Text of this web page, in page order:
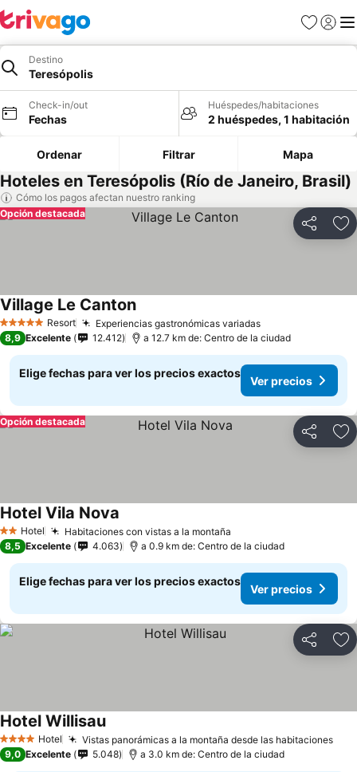
Favoritos
Iniciar
Destino
Teresópolis
Check-in/out
Fechas
Huéspedes/habitaciones
2 huéspedes, 1 habitación
Ordenar Filtrar Mapa
Hoteles en Teresópolis (Río de Janeiro, Brasil)
Cómo los pagos afectan nuestro ranking
Compartir
Opción destacada
5 Estrellas Resort Experiencias gastronómicas variadas
Village Le Canton
8,9 Excelente 12.412 a 12.7 km de: Centro de la ciudad
Elige fechas para ver los precios exactos
Ver precios
Compartir
Opción destacada
2 Estrellas
Hotel Habitaciones con vistas a la montaña
Hotel Vila Nova
8,5 Excelente 4.063 a 0.9 km de: Centro de la ciudad
Elige fechas para ver los precios exactos
Ver precios
Compartir
4 EstrellasHotel Vistas panorámicas a la montaña desde las habitaciones
Hotel Willisau
9,0 Excelente 5.048 a 3.0 km de: Centro de la ciudad